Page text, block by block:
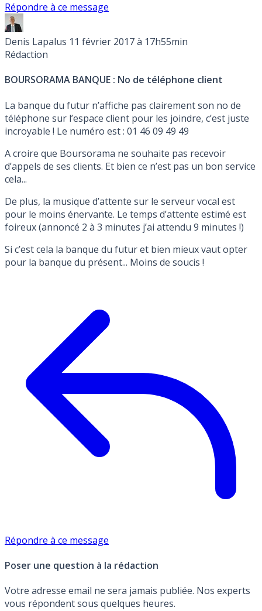
Répondre à ce message
Denis Lapalus 11 février 2017 à 17h55min
Rédaction
BOURSORAMA BANQUE : No de téléphone client
La banque du futur n’affiche pas clairement son no de
téléphone sur l’espace client pour les joindre, c’est juste
incroyable ! Le numéro est : 01 46 09 49 49
A croire que Boursorama ne souhaite pas recevoir
d’appels de ses clients. Et bien ce n’est pas un bon service
cela...
De plus, la musique d’attente sur le serveur vocal est
pour le moins énervante. Le temps d’attente estimé est
foireux (annoncé 2 à 3 minutes j’ai attendu 9 minutes !)
Si c’est cela la banque du futur et bien mieux vaut opter
pour la banque du présent... Moins de soucis !
Répondre à ce message
Poser une question à la rédaction
Votre adresse email ne sera jamais publiée. Nos experts
vous répondent sous quelques heures.